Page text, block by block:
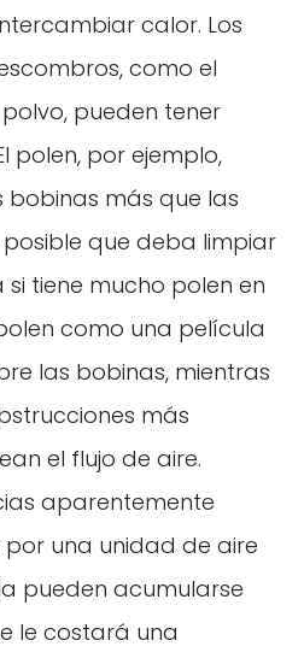
calor. Los
como el
pueden tener
polen, por ejemplo,
bobinas más que las
que deba limpiar
tiene mucho polen en
como una película
las bobinas, mientras
más
el flujo de aire.
aparentemente
una unidad de aire
pueden acumularse
le costará una